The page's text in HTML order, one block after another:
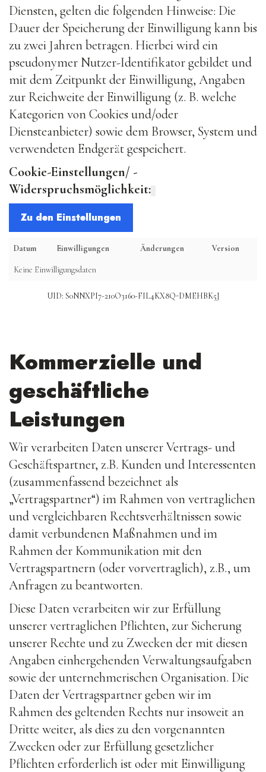
Diensten, gelten die folgenden Hinweise: Die
Dauer der Speicherung der Einwilligung kann bis
zu zwei Jahren betragen. Hierbei wird ein
pseudonymer Nutzer-Identifikator gebildet und
mit dem Zeitpunkt der Einwilligung, Angaben
zur Reichweite der Einwilligung (z. B. welche
Kategorien von Cookies und/oder
Diensteanbieter) sowie dem Browser, System und
verwendeten Endgerät gespeichert.
Cookie-Einstellungen/ -
Widerspruchsmöglichkeit:
Zu den Einstellungen
Datum Einwilligungen Änderungen Version
Keine Einwilligungsdaten
UID: S0NNXPI7-210O3160-FIL4KX8Q-DMEHBK5J
Kommerzielle und
geschäftliche
Leistungen
Wir verarbeiten Daten unserer Vertrags- und
Geschäftspartner, z.B. Kunden und Interessenten
(zusammenfassend bezeichnet als
„Vertragspartner“) im Rahmen von vertraglichen
und vergleichbaren Rechtsverhältnissen sowie
damit verbundenen Maßnahmen und im
Rahmen der Kommunikation mit den
Vertragspartnern (oder vorvertraglich), z.B., um
Anfragen zu beantworten.
Diese Daten verarbeiten wir zur Erfüllung
unserer vertraglichen Pflichten, zur Sicherung
unserer Rechte und zu Zwecken der mit diesen
Angaben einhergehenden Verwaltungsaufgaben
sowie der unternehmerischen Organisation. Die
Daten der Vertragspartner geben wir im
Rahmen des geltenden Rechts nur insoweit an
Dritte weiter, als dies zu den vorgenannten
Zwecken oder zur Erfüllung gesetzlicher
Pflichten erforderlich ist oder mit Einwilligung